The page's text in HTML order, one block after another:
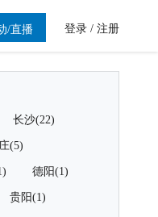
/直播 登录 / 注册
长沙(22)
(5)
德阳(1)
贵阳(1)